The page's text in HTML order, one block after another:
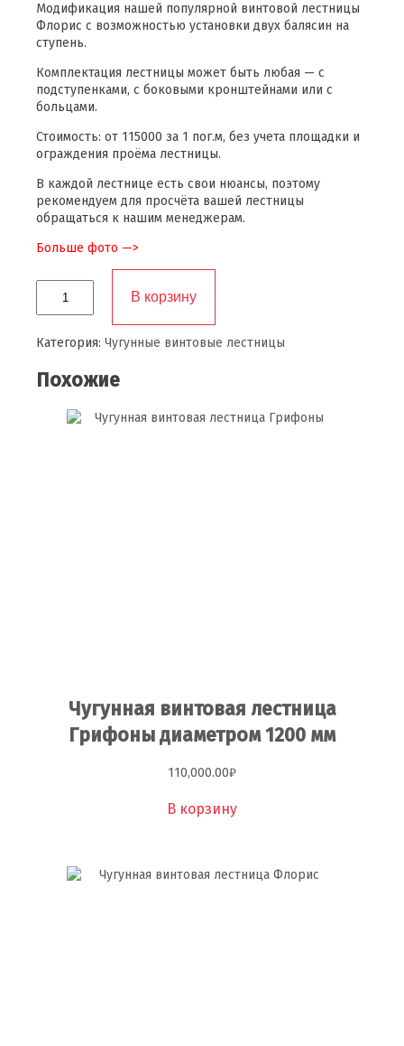
Модификация нашей популярной винтовой лестницы
Флорис с возможностью установки двух балясин на
ступень.
Комплектация лестницы может быть любая — с
подступенками, с боковыми кронштейнами или с
больцами.
Стоимость: от 115000 за 1 пог.м, без учета площадки и
ограждения проёма лестницы.
В каждой лестнице есть свои нюансы, поэтому
рекомендуем для просчёта вашей лестницы
обращаться к нашим менеджерам.
Больше фото —>
товара
винтовая
Флорис,
2
балясины
В корзину
Категория: Чугунные винтовые лестницы
Похожие
Чугунная винтовая лестница
Грифоны диаметром 1200 мм
110,000.00₽
В корзину